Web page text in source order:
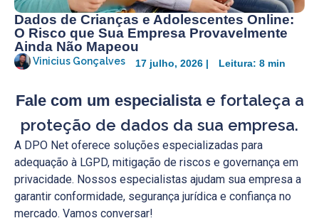
Dados de Crianças e Adolescentes Online:
O Risco que Sua Empresa Provavelmente
Ainda Não Mapeou
Vinicius Gonçalves 17 julho, 2026 | Leitura: 8 min
Fale com um especialistae fortaleça a
proteção de dados da sua empresa.
A DPO Net oferece soluções especializadas para
adequação à LGPD, mitigação de riscos e governança em
privacidade. Nossos especialistas ajudam sua empresa a
garantir conformidade, segurança jurídica e confiança no
mercado. Vamos conversar!